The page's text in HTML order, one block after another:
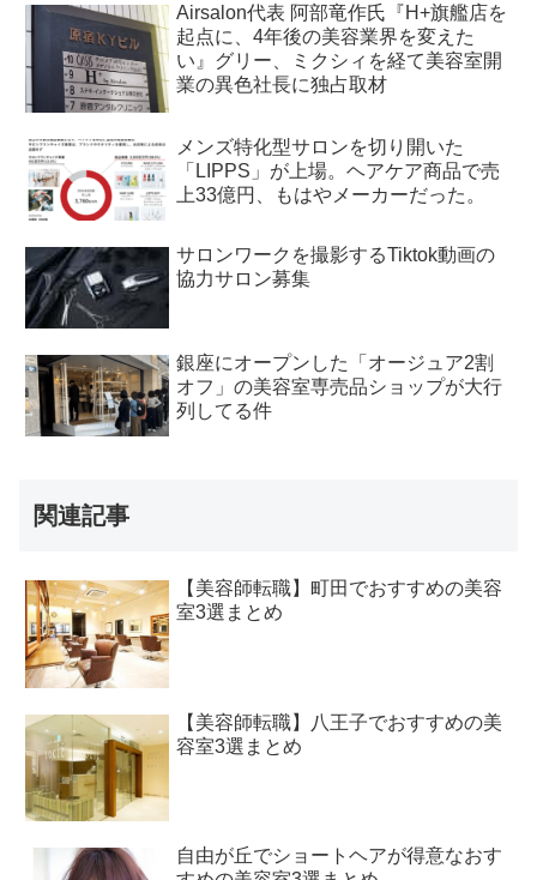
Airsalon代表 阿部竜作氏『H+旗艦店を
起点に、4年後の美容業界を変えた
い』グリー、ミクシィを経て美容室開
業の異色社長に独占取材
メンズ特化型サロンを切り開いた
「LIPPS」が上場。ヘアケア商品で売
上33億円、もはやメーカーだった。
サロンワークを撮影するTiktok動画の
協力サロン募集
銀座にオープンした「オージュア2割
オフ」の美容室専売品ショップが大行
列してる件
関連記事
【美容師転職】町田でおすすめの美容
室3選まとめ
【美容師転職】八王子でおすすめの美
容室3選まとめ
自由が丘でショートヘアが得意なおす